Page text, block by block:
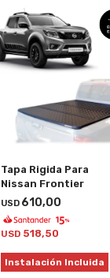
Tapa Rigida Para
Nissan Frontier
USD 610,00
USD 518,50
Instalación Incluida